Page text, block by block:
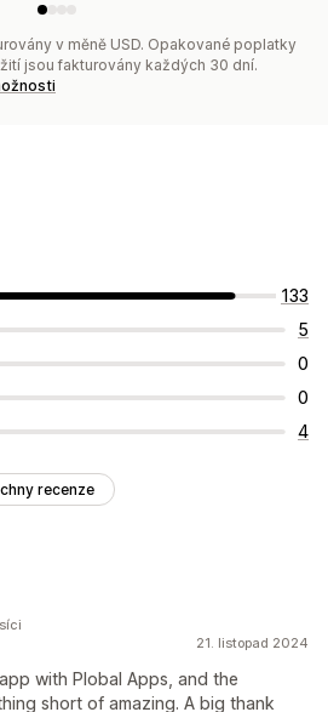
v měně USD. Opakované poplatky
jsou fakturovány každých 30 dní.
133
5
0
0
4
recenze
21. listopad 2024
with Plobal Apps, and the
short of amazing. A big thank